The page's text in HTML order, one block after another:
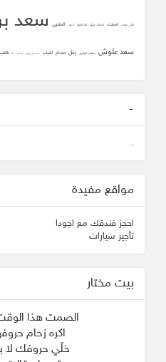
وأني دعوت أصابك أصابك عشق لما تلاقينا يا عيد المتنبي سعد
سعد علوش سلطان الهاجري زعل صباح الغياب محمد علي جنيدي المحبه ثقه
-
.
مواقع مفيدة
احجز فندقك مع اجودا
تأجير سيارات
بيت مختار
الصمت هذا
اكره زحام
خلّي حروفك لا